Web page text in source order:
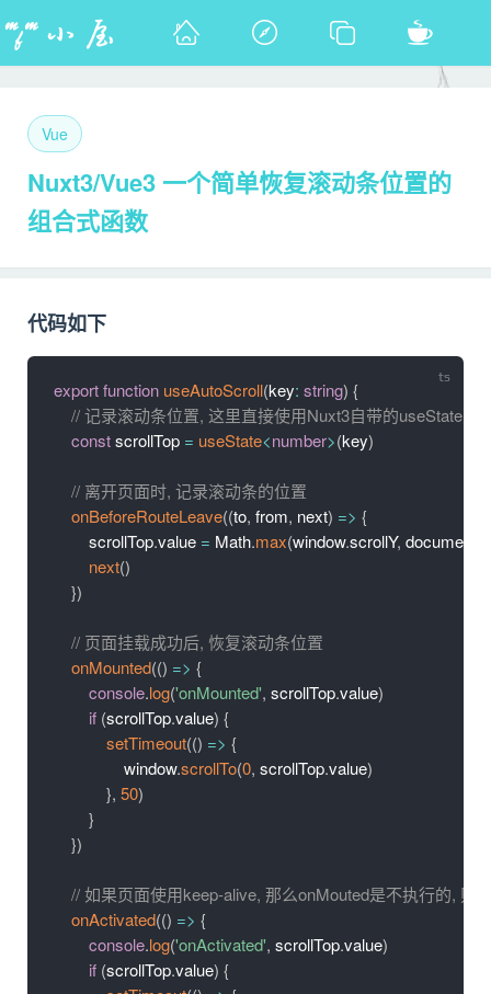
Vue
Nuxt3/Vue3 一个简单恢复滚动条位置的
组合式函数
代码如下
exportfunction useAutoScroll(key: string) {
// 记录滚动条位置, 这里直接使用Nuxt3自带的useState方
const scrollTop = useState<number>(key)
// 离开页面时, 记录滚动条的位置
onBeforeRouteLeave((to, from, next) => {
        scrollTop
.value = Math.max(window.scrollY, document
next()
})
// 页面挂载成功后, 恢复滚动条位置
onMounted(() => {
console.log('onMounted', scrollTop.value)
if (scrollTop.value) {
setTimeout(() => {
                window
.scrollTo(0, scrollTop.value)
}, 50)
}
})
// 如果页面使用keep-alive, 那么onMouted是不执行的, 则
onActivated(() => {
console.log('onActivated', scrollTop.value)
if (scrollTop.value) {